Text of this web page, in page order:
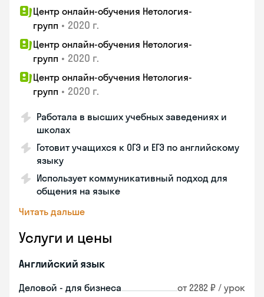
Центр онлайн-обучения Нетология-
групп • 2020 г.
Центр онлайн-обучения Нетология-
групп • 2020 г.
Центр онлайн-обучения Нетология-
групп • 2020 г.
Работала в высших учебных заведениях и
школах
Готовит учащихся к ОГЭ и ЕГЭ по английскому
языку
Использует коммуникативный подход для
общения на языке
Читать дальше
Услуги и цены
Английский язык
Деловой - для бизнеса от 2282 ₽ / урок